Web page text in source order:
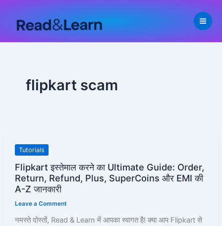
content
flipkart scam
Tutorials
Flipkart इस्तेमाल करने का Ultimate Guide: Order,
Return, Refund, Plus, SuperCoins और EMI की
A-Z जानकारी
Leave a Comment
नमस्ते दोस्तों, Read & Learn में आपका स्वागत है! क्या आप Flipkart से
Flipkart
करने
का
Order,